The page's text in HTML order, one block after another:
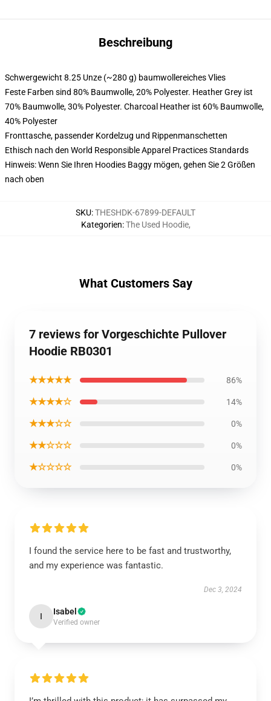
Beschreibung
Schwergewicht 8.25 Unze (~280 g) baumwollereiches Vlies
Feste Farben sind 80% Baumwolle, 20% Polyester. Heather Grey ist
70% Baumwolle, 30% Polyester. Charcoal Heather ist 60% Baumwolle,
40% Polyester
Fronttasche, passender Kordelzug und Rippenmanschetten
Ethisch nach den World Responsible Apparel Practices Standards
Hinweis: Wenn Sie Ihren Hoodies Baggy mögen, gehen Sie 2 Größen
nach oben
SKU:THESHDK-67899-DEFAULT
Kategorien:The Used Hoodie,
What Customers Say
7 reviews for Vorgeschichte Pullover
Hoodie RB0301
★★★★★ 86%
★★★★☆ 14%
★★★☆☆ 0%
★★☆☆☆ 0%
★☆☆☆☆ 0%
I found the service here to be fast and trustworthy,
and my experience was fantastic.
Dec 3, 2024
I Isabel
Verified owner